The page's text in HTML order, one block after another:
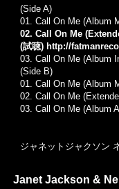
(Side A)
01. Call On Me (Album
02. Call On Me
(試聴) http://
03. Call On Me (Album
(Side B)
01. Call On Me (Album
02. Call On Me
03. Call On Me (Album
ジャネットジャクソン
Janet Jackson &